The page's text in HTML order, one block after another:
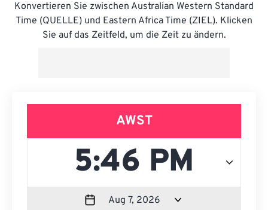
Konvertieren Sie zwischen Australian Western Standard
Time (QUELLE) und Eastern Africa Time (ZIEL). Klicken
Sie auf das Zeitfeld, um die Zeit zu ändern.
AWST